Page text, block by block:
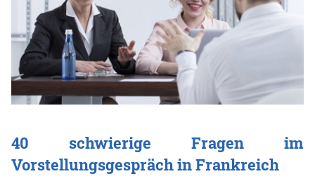
40 schwierige Fragen im
Vorstellungsgespräch in Frankreich